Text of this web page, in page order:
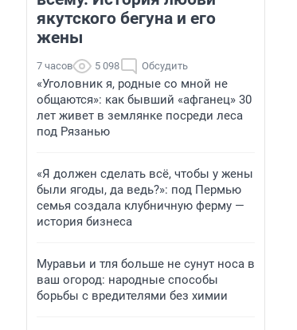
якутского бегуна и его
жены
7 часов 5 098 Обсудить
«Уголовник я, родные со мной не
общаются»: как бывший «афганец» 30
лет живет в землянке посреди леса
под Рязанью
«Я должен сделать всё, чтобы у жены
были ягоды, да ведь?»: под Пермью
семья создала клубничную ферму —
история бизнеса
Муравьи и тля больше не сунут носа в
ваш огород: народные способы
борьбы с вредителями без химии